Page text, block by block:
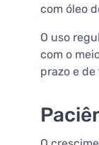
com óleo
O uso
com o
prazo e